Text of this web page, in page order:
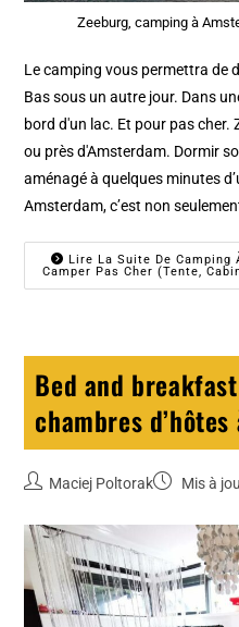
Zeeburg, camping à
Le camping vous permettra de
Bas sous un autre jour. Dans
bord d'un lac. Et pour pas
ou près d'Amsterdam. Dormir
aménagé à quelques minutes
Amsterdam, c’est non
Lire La Suite De Camping
Camper Pas Cher (tente,
Bed and
chambres
Maciej Poltorak Mis à